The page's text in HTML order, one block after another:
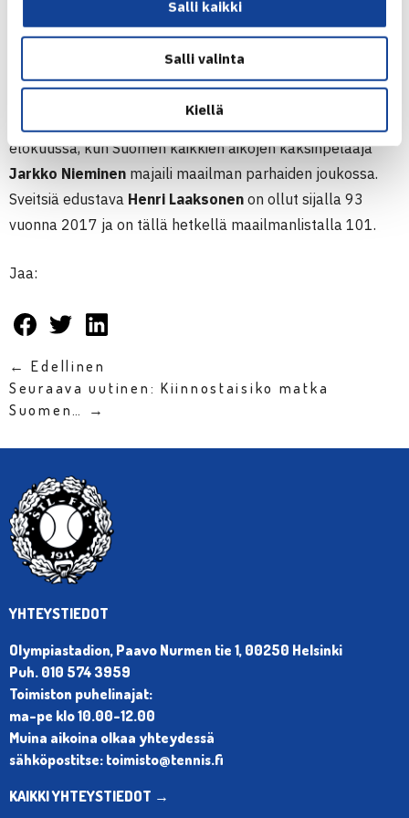
Salli kaikki
Salli valinta
Kiellä
elokuussa, kun Suomen kaikkien aikojen kaksinpelaaja
Jarkko Nieminen majaili maailman parhaiden joukossa.
Sveitsiä edustava Henri Laaksonen on ollut sijalla 93
vuonna 2017 ja on tällä hetkellä maailmanlistalla 101.
Jaa:
← Edellinen
Seuraava uutinen: Kiinnostaisiko matka
Suomen… →
YHTEYSTIEDOT
Olympiastadion, Paavo Nurmen tie 1, 00250 Helsinki
Puh. 010 574 3959
Toimiston puhelinajat:
ma-pe klo 10.00-12.00
Muina aikoina olkaa yhteydessä
sähköpostitse: toimisto@tennis.fi
KAIKKI YHTEYSTIEDOT →